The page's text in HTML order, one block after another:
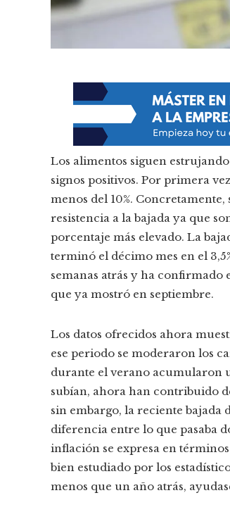
Los alimentos siguen
signos positivos. Por primera
menos del 10%.
resistencia a la bajada ya que
porcentaje más elevado. La
terminó el décimo mes en el
semanas atrás y ha confirmado
que ya mostró en septiembre.
Los datos ofrecidos ahora
ese periodo se moderaron los
durante el verano acumularon
subían, ahora han contribuido
sin embargo, la reciente bajada
diferencia entre lo que pasaba
inflación se expresa en
bien estudiado por los
menos que un año atrás,